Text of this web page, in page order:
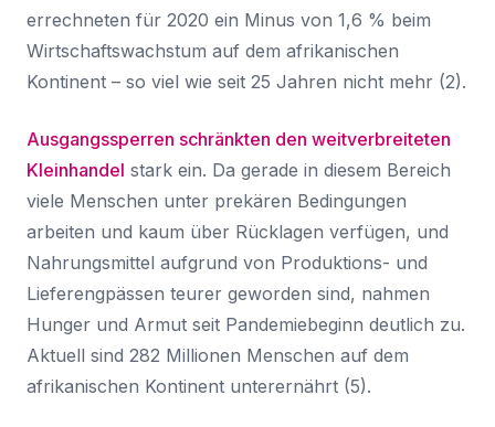
errechneten für 2020 ein Minus von 1,6 % beim
Wirtschaftswachstum auf dem afrikanischen
Kontinent – so viel wie seit 25 Jahren nicht mehr (2).
Ausgangssperren schränkten den weitverbreiteten
Kleinhandel stark ein. Da gerade in diesem Bereich
viele Menschen unter prekären Bedingungen
arbeiten und kaum über Rücklagen verfügen, und
Nahrungsmittel aufgrund von Produktions- und
Lieferengpässen teurer geworden sind, nahmen
Hunger und Armut seit Pandemiebeginn deutlich zu.
Aktuell sind 282 Millionen Menschen auf dem
afrikanischen Kontinent unterernährt (5).